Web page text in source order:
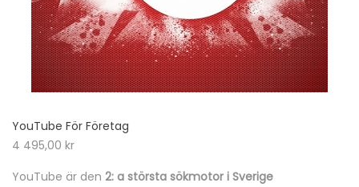
YouTube För Företag
4 495,00 kr
YouTube är den 2: a största sökmotor i Sverige